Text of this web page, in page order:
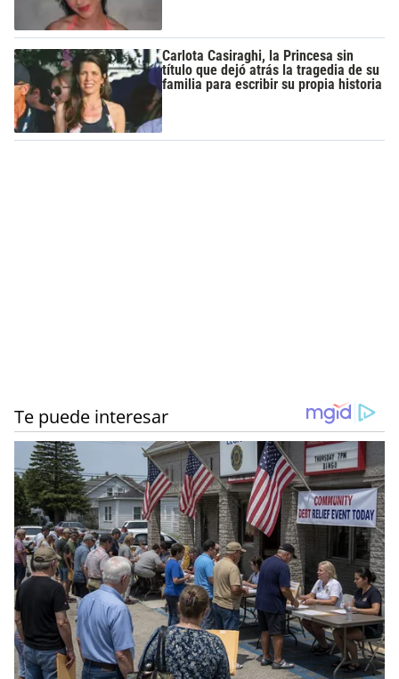
Carlota Casiraghi, la Princesa sin
título que dejó atrás la tragedia de su
familia para escribir su propia historia